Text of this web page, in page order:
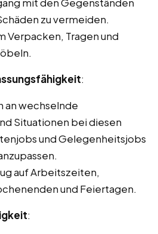
zu vermeiden.
Verpacken, Tragen und
:
an wechselnde
Situationen bei diesen
und Gelegenheitsjobs
auf Arbeitszeiten,
und Feiertagen.
: